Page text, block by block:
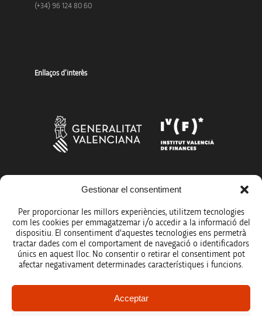
Gestionar el consentiment
Per proporcionar les millors experiències, utilitzem tecnologies
com les cookies per emmagatzemar i/o accedir a la informació del
dispositiu. El consentiment d'aquestes tecnologies ens permetrà
tractar dades com el comportament de navegació o identificadors
únics en aquest lloc. No consentir o retirar el consentiment pot
afectar negativament determinades característiques i funcions.
Acceptar
(+34) 96 124 80 60
Enllaços d’interès
Més organismes de suport a la innovació
Avís legal
Política de protecció de dades